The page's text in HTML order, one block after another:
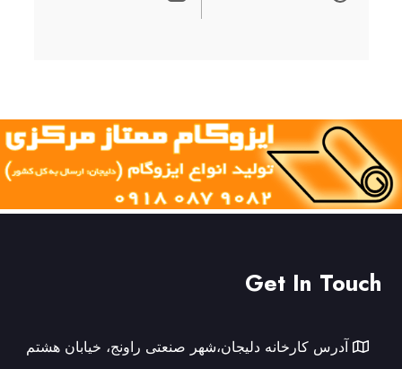
Get In Touch
آدرس کارخانه دلیجان،شهر صنعتی راونج، خیابان هشتم